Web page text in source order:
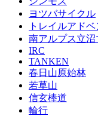
ヨツバサイクル
トレイルアド
南アルプス立
IRC
TANKEN
春日山原始林
若草山
信玄棒道
輪行